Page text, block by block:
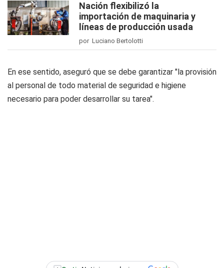
Nación flexibilizó la
importación de maquinaria y
líneas de producción usada
por Luciano Bertolotti
En ese sentido, aseguró que se debe garantizar "la provisión
al personal de todo material de seguridad e higiene
necesario para poder desarrollar su tarea".